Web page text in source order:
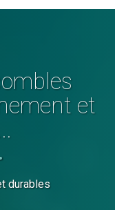
et
durables